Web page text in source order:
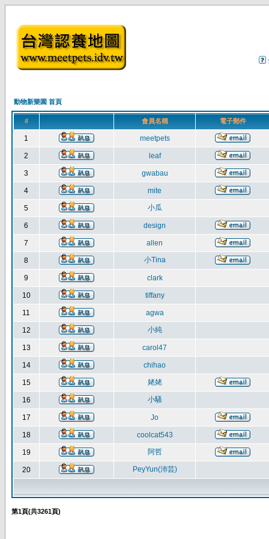
動物新樂園 首頁
# 會員名稱 電子郵件
1 meetpets
2 leaf
3 gwabau
4 mite
5 小瓜
6 design
7 allen
8 小Tina
9 clark
10 tiffany
11 agwa
12 小純
13 carol47
14 chihao
15 姥姥
16 小騷
17 Jo
18 coolcat543
19 阿哲
20 PeyYun(沛芸)
第1頁(共3261頁)